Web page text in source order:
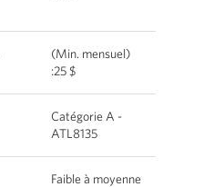
(Min. mensuel)
:25 $
Catégorie A -
ATL8135
Faible à moyenne